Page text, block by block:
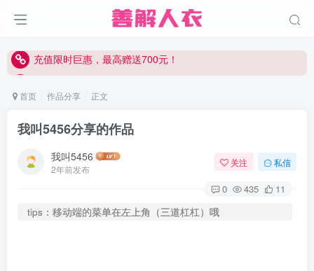
充值限时巨惠，最高赠送700元！
首页 作品分享 正文
我叫5456分享的作品
我叫5456
2年前发布
关注 私信
0 435
11
tips：移动端的菜单在左上角（三道杠杠）哦